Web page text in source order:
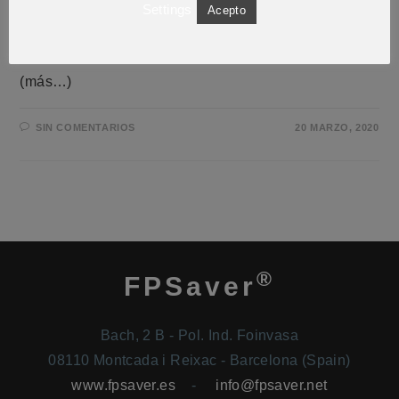
. ¡No te pierdas este artículo que
(más…)
SIN COMENTARIOS 20 MARZO, 2020
FPSaver®
Bach, 2 B - Pol. Ind. Foinvasa
08110 Montcada i Reixac - Barcelona (Spain)
www.fpsaver.es - info@fpsaver.net
Acepto